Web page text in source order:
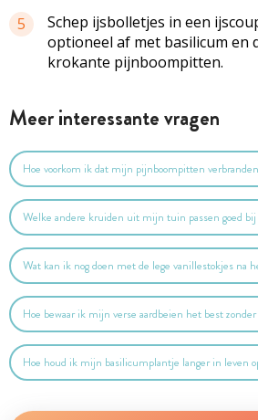
5
Schep ijsbolletjes in een
optioneel af met basilicum en
krokante pijnboompitten.
Meer interessante vragen
Hoe voorkom ik dat mijn pijnboompitten
Welke andere kruiden uit mijn tuin passen goed bij
Wat kan ik nog doen met de lege vanillestokjes na
Hoe bewaar ik mijn verse aardbeien het best
Hoe houd ik mijn basilicumplantje langer in leven